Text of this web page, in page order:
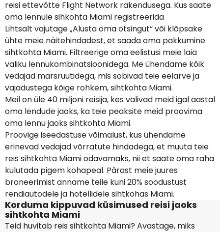
reisi ettevõtte Flight Network rakendusega. Kus saate
oma lennule sihkohta Miami registreerida
Lihtsalt vajutage „Alusta oma otsingut“ või klõpsake
ühte meie näitehindadest, et saada oma pakkumine
sihtkohta Miami. Filtreerige oma eelistusi meie laia
valiku lennukombinatsioonidega. Me ühendame kõik
vedajad marsruutidega, mis sobivad teie eelarve ja
vajadustega kõige rohkem, sihtkohta Miami.
Meil on üle 40 miljoni reisija, kes valivad meid igal aastal
oma lendude jaoks, ka teie peaksite meid proovima
oma lennu jaoks sihtkohta Miami.
Proovige iseedastuse võimalust, kus ühendame
erinevad vedajad võrratute hindadega, et muuta teie
reis sihtkohta Miami odavamaks, nii et saate oma raha
kulutada pigem kohapeal. Pärast meie juures
broneerimist anname teile kuni 20% soodustust
rendiautodele ja hotellidele sihtkohas Miami.
Korduma kippuvad küsimused reisi jaoks
sihtkohta Miami
Teid huvitab reis sihtkohta Miami? Avastage, miks